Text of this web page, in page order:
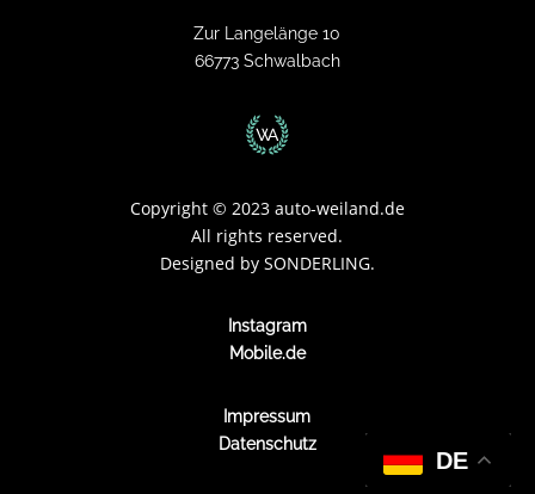
Zur Langelänge 10
66773 Schwalbach
Copyright © 2023 auto-weiland.de
All rights reserved.
Designed by SONDERLING.
Instagram
Mobile.de
Impressum
Datenschutz
DE